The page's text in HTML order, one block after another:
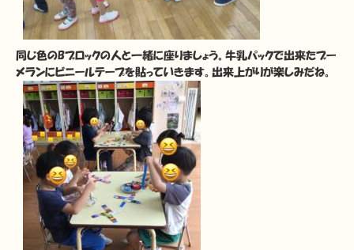
同じ色のBブロックの人と一緒に座りましょう。牛乳パックで出来たブー
メランにビニールテープを貼っていきます。出来上がりが楽しみだね。